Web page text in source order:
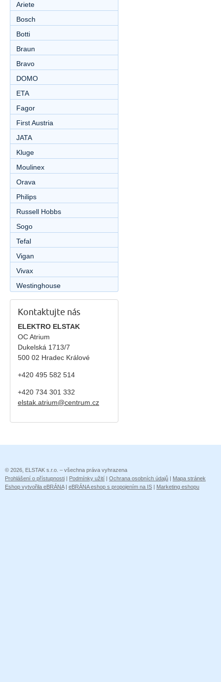
Ariete
Bosch
Botti
Braun
Bravo
DOMO
ETA
Fagor
First Austria
JATA
Kluge
Moulinex
Orava
Philips
Russell Hobbs
Sogo
Tefal
Vigan
Vivax
Westinghouse
Kontaktujte nás
ELEKTRO ELSTAK
OC Atrium
Dukelská 1713/7
500 02 Hradec Králové
+420 495 582 514
+420 734 301 332
elstak.atrium@centrum.cz
© 2026, ELSTAK s.r.o. – všechna práva vyhrazena
Prohlášení o přístupnosti | Podmínky užití | Ochrana osobních údajů | Mapa stránek
Eshop vytvořila eBRÁNA| eBRÁNA eshop s propojením na IS | Marketing eshopu